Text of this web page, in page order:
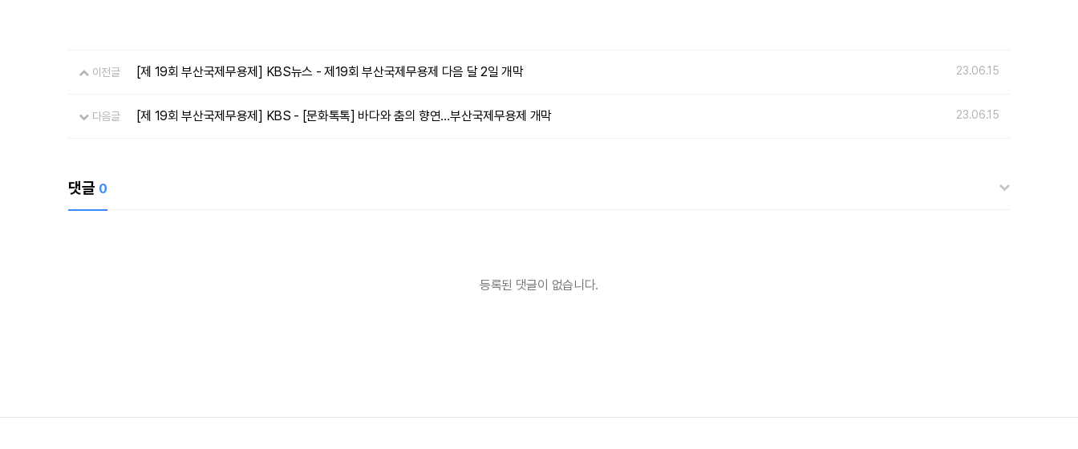
이전글 [제 19회 부산국제무용제] KBS뉴스 - 제19회 부산국제무용제 다음 달 2일 개막 23.06.15
다음글 [제 19회 부산국제무용제] KBS - [문화톡톡] 바다와 춤의 향연…부산국제무용제 개막 23.06.15
댓글 0
등록된 댓글이 없습니다.